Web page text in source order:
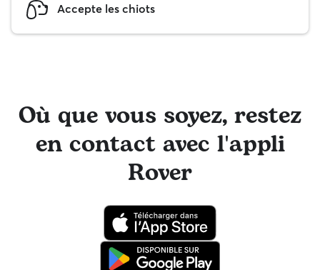
Accepte les chiots
Où que vous soyez, restez
en contact avec l'appli
Rover